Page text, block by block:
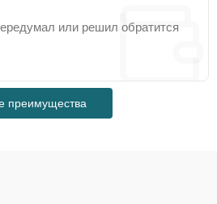
или решил обратится
преимущества